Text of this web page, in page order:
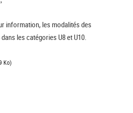
information, les modalités des
les catégories U8 et U10.
Ko)